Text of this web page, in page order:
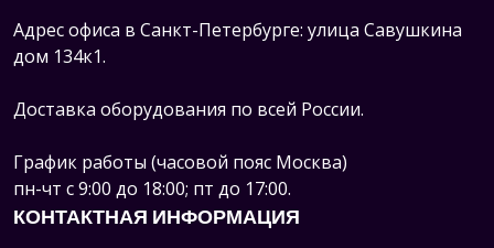
Адрес офиса в Санкт-Петербурге: улица Савушкина
дом 134к1.
Доставка оборудования по всей России.
График работы (часовой пояс Москва)
пн-чт с 9:00 до 18:00; пт до 17:00.
КОНТАКТНАЯ ИНФОРМАЦИЯ